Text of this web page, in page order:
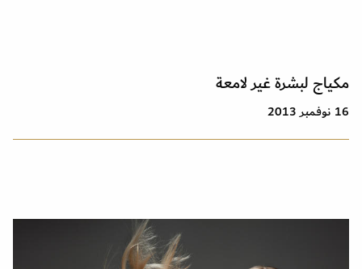
مكياج لبشرة غير لامعة
16 نوفمبر 2013